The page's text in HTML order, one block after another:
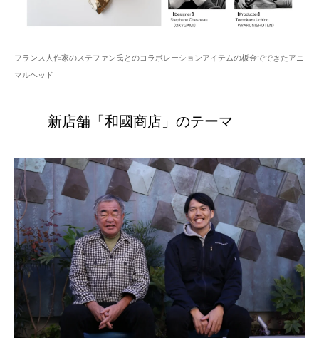
フランス人作家のステファン氏とのコラボレーションアイテムの板金でできたアニ
マルヘッド
新店舗「和國商店」のテーマ